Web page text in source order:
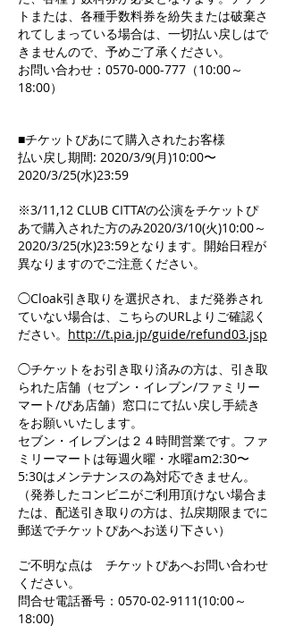
トまたは、各種手数料券を紛失または破棄さ
れてしまっている場合は、一切払い戻しはで
きませんので、予めご了承ください。
お問い合わせ：0570-000-777（10:00～
18:00）
■チケットぴあにて購入されたお客様
払い戻し期間: 2020/3/9(月)10:00〜
2020/3/25(水)23:59
※3/11,12 CLUB CITTA’の公演をチケットぴ
あで購入された方のみ2020/3/10(火)10:00～
2020/3/25(水)23:59となります。開始日程が
異なりますのでご注意ください。
◯Cloak引き取りを選択され、まだ発券され
ていない場合は、こちらのURLよりご確認く
ださい。 http://t.pia.jp/guide/refund03.jsp
◯チケットをお引き取り済みの方は、引き取
られた店舗（セブン・イレブン/ファミリー
マート/ぴあ店舗）窓口にて払い戻し手続き
をお願いいたします。
セブン・イレブンは２４時間営業です。ファ
ミリーマートは毎週火曜・水曜am2:30〜
5:30はメンテナンスの為対応できません。
（発券したコンビニがご利用頂けない場合ま
たは、配送引き取りの方は、払戻期限までに
郵送でチケットぴあへお送り下さい）
ご不明な点は チケットぴあへお問い合わせ
ください。
問合せ電話番号：0570-02-9111(10:00～
18:00)